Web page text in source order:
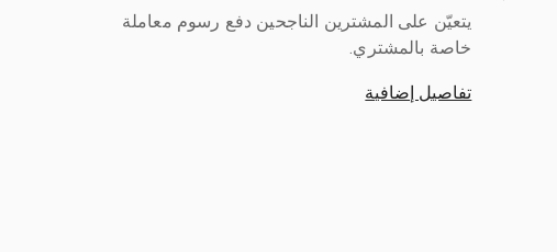
يتعيّن على المشترين الناجحين دفع رسوم معاملة
خاصة بالمشتري.
تفاصيل إضافية